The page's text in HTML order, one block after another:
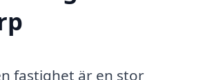
fastighet är en stor